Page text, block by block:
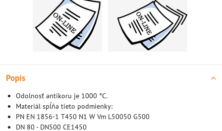
Popis
Odolnosť antikoru je 1000 °C.
Materiál spĺňa tieto podmienky:
PN EN 1856-1 T450 N1 W Vm L50050 G500
DN 80 - DN500 CE1450